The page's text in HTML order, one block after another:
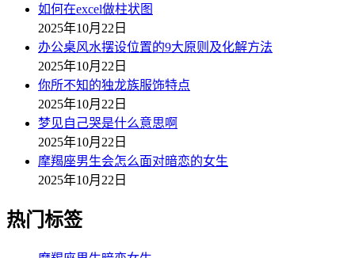
如何在excel做柱状图
2025年10月22日
办公桌风水摆设位置的9大原则及化解方法
2025年10月22日
你所不知的独龙族服饰特点
2025年10月22日
梦见自己哭是什么意思啊
2025年10月22日
摩羯座男生会怎么面对暗恋的女生
2025年10月22日
热门标签